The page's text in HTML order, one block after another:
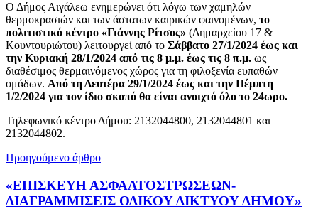
Ο Δήμος Αιγάλεω ενημερώνει ότι λόγω των χαμηλών
θερμοκρασιών και των άστατων καιρικών φαινομένων, το
πολιτιστικό κέντρο «Γιάννης Ρίτσος» (Δημαρχείου 17 &
Κουντουριώτου) λειτουργεί από το Σάββατο 27/1/2024 έως και
την Κυριακή 28/1/2024 από τις 8 μ.μ. έως τις 8 π.μ. ως
διαθέσιμος θερμαινόμενος χώρος για τη φιλοξενία ευπαθών
ομάδων. Από τη Δευτέρα 29/1/2024 έως και την Πέμπτη
1/2/2024 για τον ίδιο σκοπό θα είναι ανοιχτό όλο το 24ωρο.
Τηλεφωνικό κέντρο Δήμου: 2132044800, 2132044801 και
2132044802.
Προηγούμενο άρθρο
«ΕΠΙΣΚΕΥΗ ΑΣΦΑΛΤΟΣΤΡΩΣΕΩΝ-
ΔΙΑΓΡΑΜΜΙΣΕΙΣ ΟΔΙΚΟΥ ΔΙΚΤΥΟΥ ΔΗΜΟΥ»